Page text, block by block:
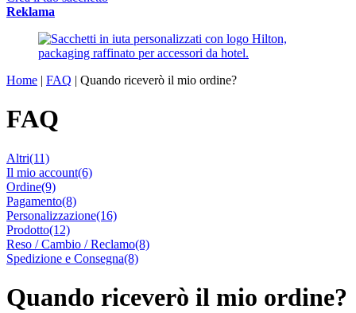
Reklama
Home | FAQ | Quando riceverò il mio ordine?
FAQ
Altri(11)
Il mio account(6)
Ordine(9)
Pagamento(8)
Personalizzazione(16)
Prodotto(12)
Reso / Cambio / Reclamo(8)
Spedizione e Consegna(8)
Quando riceverò il mio ordine?